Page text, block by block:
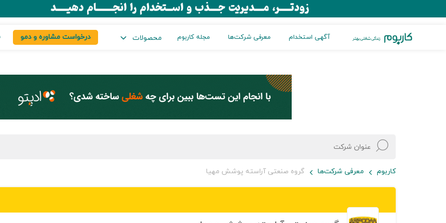
آگهی استخدام معرفی شرکت‌ها مجله کاربوم محصولات درخواست مشاوره و دمو
کاربوم معرفی شرکت‌ها گروه صنعتی آراسته پوشش مهیا